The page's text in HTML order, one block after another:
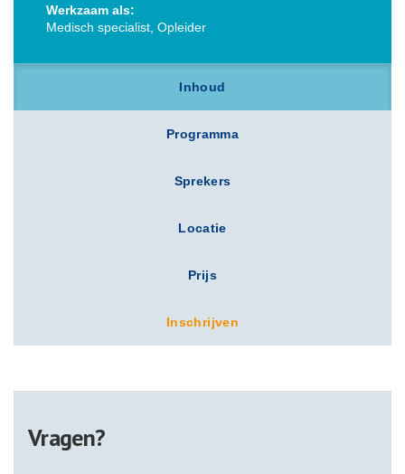
Werkzaam als:
Medisch specialist, Opleider
Inhoud
Programma
Sprekers
Locatie
Prijs
Inschrijven
Vragen?